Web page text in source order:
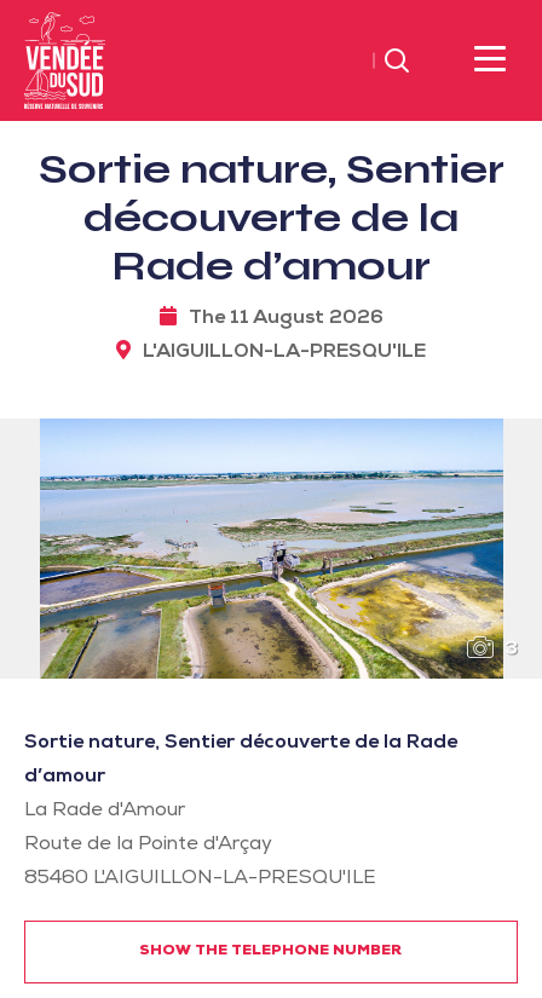
Sud
Vendée
TourismSouth
Search
Sortie nature, Sentier
découverte de la
Rade d’amour
The 11 August 2026
L'AIGUILLON-LA-PRESQU'ILE
3
Sortie nature, Sentier découverte de la Rade
d’amour
La Rade d'Amour
Route de la Pointe d'Arçay
85460 L'AIGUILLON-LA-PRESQU'ILE
SHOW THE TELEPHONE NUMBER